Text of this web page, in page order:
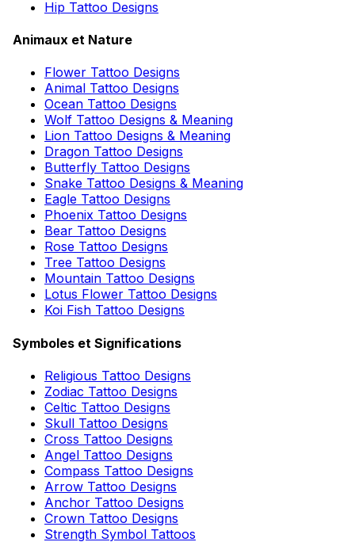
Hip Tattoo Designs
Animaux et Nature
Flower Tattoo Designs
Animal Tattoo Designs
Ocean Tattoo Designs
Wolf Tattoo Designs & Meaning
Lion Tattoo Designs & Meaning
Dragon Tattoo Designs
Butterfly Tattoo Designs
Snake Tattoo Designs & Meaning
Eagle Tattoo Designs
Phoenix Tattoo Designs
Bear Tattoo Designs
Rose Tattoo Designs
Tree Tattoo Designs
Mountain Tattoo Designs
Lotus Flower Tattoo Designs
Koi Fish Tattoo Designs
Symboles et Significations
Religious Tattoo Designs
Zodiac Tattoo Designs
Celtic Tattoo Designs
Skull Tattoo Designs
Cross Tattoo Designs
Angel Tattoo Designs
Compass Tattoo Designs
Arrow Tattoo Designs
Anchor Tattoo Designs
Crown Tattoo Designs
Strength Symbol Tattoos